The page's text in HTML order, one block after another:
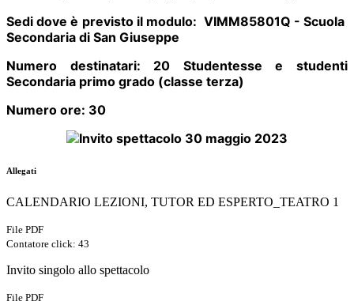
Sedi dove è previsto il modulo: VIMM85801Q - Scuola
Secondaria di San Giuseppe
Numero destinatari: 20 Studentesse e studenti
Secondaria primo grado (classe terza)
Numero ore: 30
Allegati
CALENDARIO LEZIONI, TUTOR ED ESPERTO_TEATRO 1
File PDF
Contatore click: 43
Invito singolo allo spettacolo
File PDF